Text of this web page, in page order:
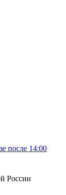
после 14:00
России